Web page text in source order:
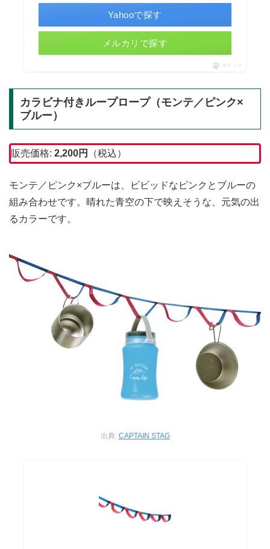
Yahooで探す
メルカリで探す
ポチップ
カラビナ付きループロープ（モンテ／ピンク×
ブルー）
販売価格: 2,200円 （税込）
モンテ／ピンク×ブルーは、ビビッドなピンクとブルーの
組み合わせです。晴れた青空の下で映えそうな、元気の出
るカラーです。
出典: CAPTAIN STAG